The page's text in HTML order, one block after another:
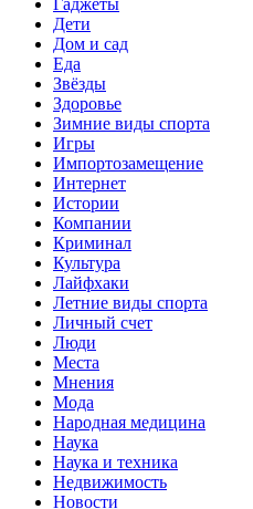
Дети
Дом и сад
Еда
Звёзды
Здоровье
Зимние виды спорта
Игры
Импортозамещение
Интернет
Истории
Компании
Криминал
Культура
Лайфхаки
Летние виды спорта
Личный счет
Люди
Места
Мнения
Мода
Народная медицина
Наука
Наука и техника
Недвижимость
Новости